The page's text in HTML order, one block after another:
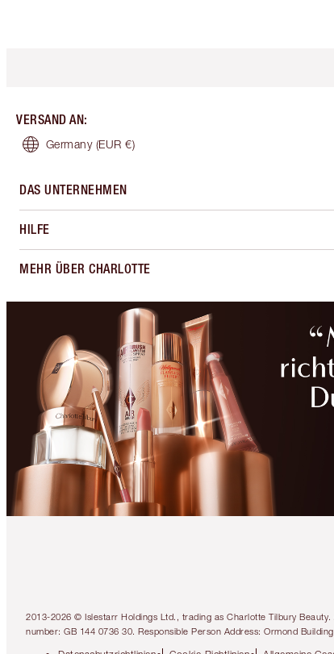
VERSAND AN:
Germany (EUR €)
DAS UNTERNEHMEN
HILFE
MEHR ÜBER CHARLOTTE
2013-2026 © Islestarr Holdings Ltd., trading as Charlotte Tilbury
number: GB 144 0736 30. Responsible Person Address: Ormond